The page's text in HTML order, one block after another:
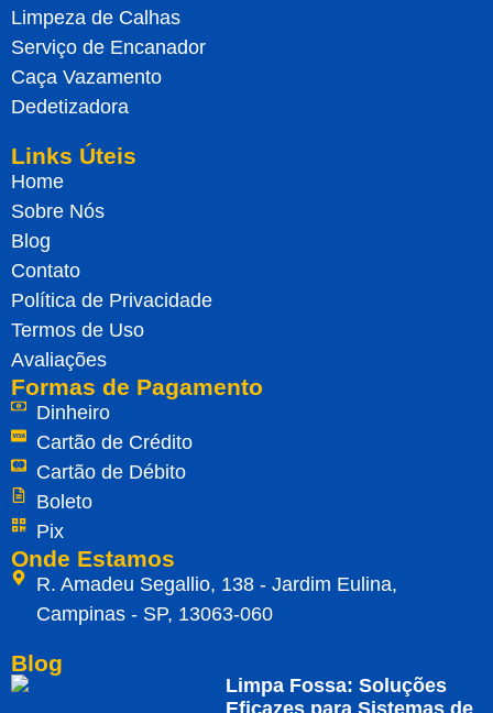
Limpeza de Calhas
Serviço de Encanador
Caça Vazamento
Dedetizadora
Links Úteis
Home
Sobre Nós
Blog
Contato
Política de Privacidade
Termos de Uso
Avaliações
Formas de Pagamento
Dinheiro
Cartão de Crédito
Cartão de Débito
Boleto
Pix
Onde Estamos
R. Amadeu Segallio, 138 - Jardim Eulina,
Campinas - SP, 13063-060
Blog
Limpa Fossa: Soluções
Eficazes para Sistemas de